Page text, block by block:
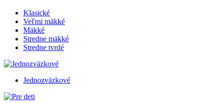
Klasické
Veľmi mäkké
Mäkké
Stredne mäkké
Stredne tvrdé
Jednozväzkové